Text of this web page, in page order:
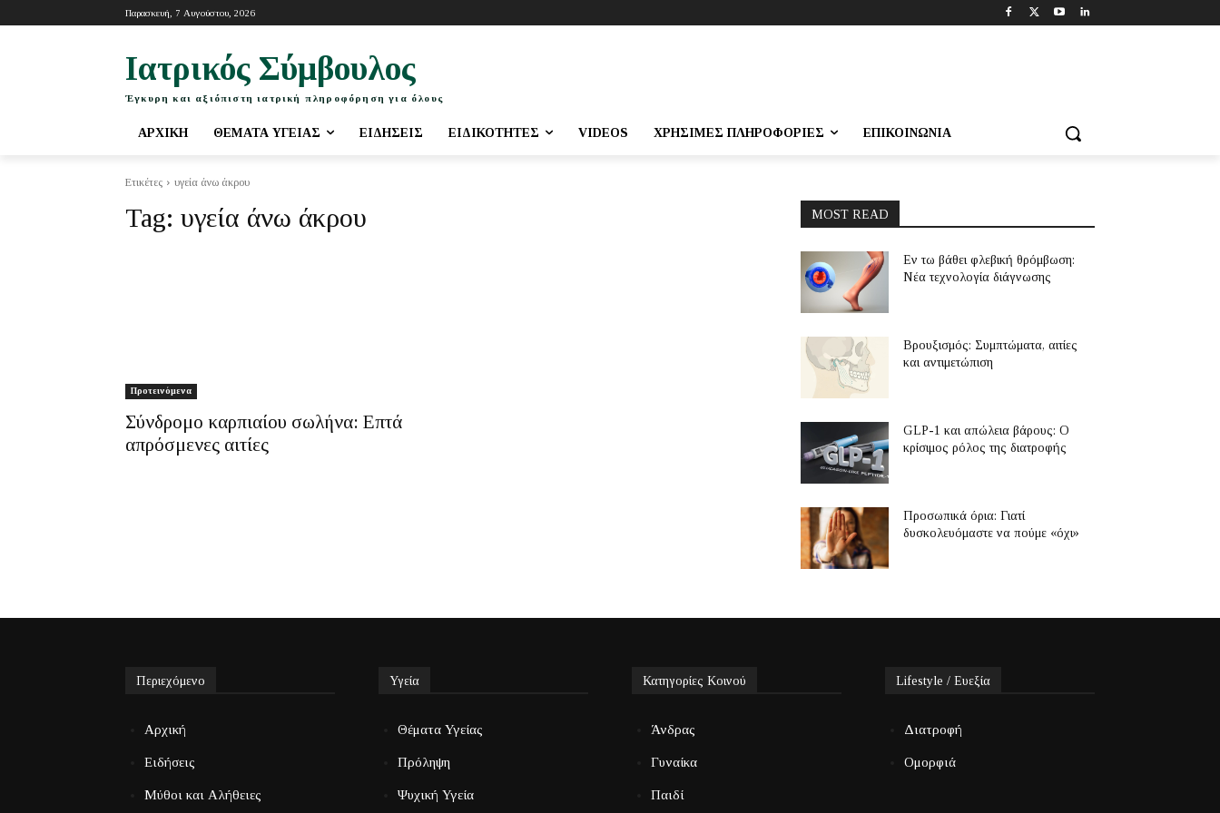
Παρασκευή, 7 Αυγούστου, 2026
Ιατρικός Σύμβουλος
Έγκυρη και αξιόπιστη ιατρική πληροφόρηση για όλους
ΑΡΧΙΚΉ ΘΈΜΑΤΑ ΥΓΕΊΑΣ ΕΙΔΉΣΕΙΣ ΕΙΔΙΚΌΤΗΤΕΣ VIDEOS ΧΡΉΣΙΜΕΣ ΠΛΗΡΟΦΟΡΊΕΣ ΕΠΙΚΟΙΝΩΝΊΑ
Ετικέτες υγεία άνω άκρου
Tag: υγεία άνω άκρου
Προτεινόμενα
Σύνδρομο καρπιαίου σωλήνα: Επτά
απρόσμενες αιτίες
MOST READ
Εν τω βάθει φλεβική θρόμβωση:
Νέα τεχνολογία διάγνωσης
Βρουξισμός: Συμπτώματα, αιτίες
και αντιμετώπιση
GLP-1 και απώλεια βάρους: Ο
κρίσιμος ρόλος της διατροφής
Προσωπικά όρια: Γιατί
δυσκολευόμαστε να πούμε «όχι»
Περιεχόμενο
Αρχική
Ειδήσεις
Μύθοι και Αλήθειες
Υγεία
Θέματα Υγείας
Πρόληψη
Ψυχική Υγεία
Κατηγορίες Κοινού
Άνδρας
Γυναίκα
Παιδί
Lifestyle / Ευεξία
Διατροφή
Ομορφιά